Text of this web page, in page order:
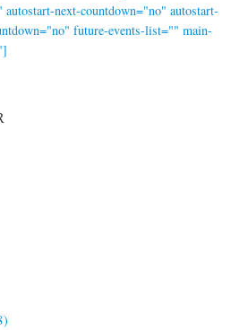
next-countdown="no" autostart-
future-events-list="" main-